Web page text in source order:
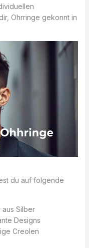
Ohrringe gekonnt in
du auf folgende
aus Silber
Designs
Creolen